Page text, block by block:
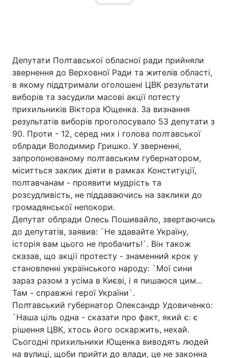
Головна Війна
Україна Політика
Економіка Світ
Спорт Наука
Техно і зв'язок Лайт
Зброя Інциденти
Депутати Полтавської обласної ради прийняли
звернення до Верховної Ради та жителів області,
в якому піддтримали оголошені ЦВК результати
виборів та засудили масові акції потесту
прихильників Віктора Ющенка. За визнання
результатів виборів проголосувало 53 депутати з
90. Проти - 12, серед них і голова полтавської
облради Володимир Гришко. У зверненні,
запропонованому полтавським губернатором,
міситться заклик діяти в рамках Конституції,
полтавчанам - проявити мудрість та
розсудливість, не піддаваючись на заклики до
громадянської непокори.
Депутат облради Олесь Пошивайло, звертаючись
до депутатів, заявив: `Не здавайте Україну,
історія вам цього не пробачить!`. Він також
сказав, що акції протесту - знаменний крок у
становленні українського народу: `Мої сини
зараз разом з усіма в Києві, і я пишаюся цим...
Там - справжні герої України`.
Полтавський губернатор Олександр Удовиченко:
`Наша ціль одна - сказати про факт, який є: є
рішення ЦВК, хтось його оскаржить, нехай.
Сьогодні прихильники Ющенка виводять людей
на вулиці, щоби прийти до влади, це не законна